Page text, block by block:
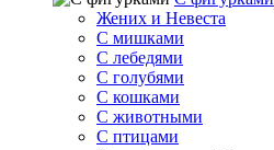
Жених и Невеста
С мишками
С лебедями
С голубями
С кошками
С животными
С птицами